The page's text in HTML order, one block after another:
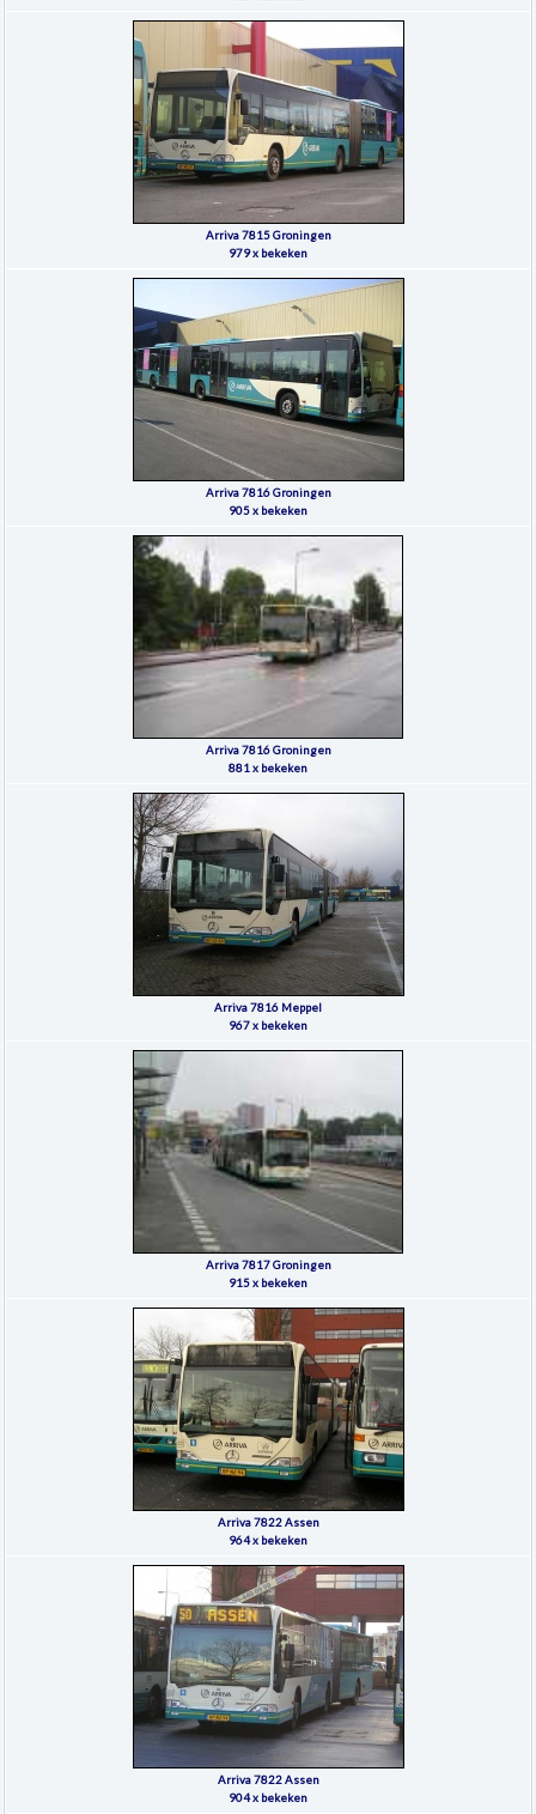
Arriva 7815 Groningen
979 x bekeken
Arriva 7816 Groningen
905 x bekeken
Arriva 7816 Groningen
881 x bekeken
Arriva 7816 Meppel
967 x bekeken
Arriva 7817 Groningen
915 x bekeken
Arriva 7822 Assen
964 x bekeken
Arriva 7822 Assen
904 x bekeken